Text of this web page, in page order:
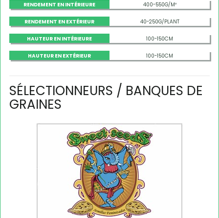
RENDEMENT EN INTÉRIEURE 400-550G/M²
RENDEMENT EN EXTÉRIEUR 40-250G/PLANT
HAUTEUR EN INTÉRIEURE 100-150CM
HAUTEUR EN EXTÉRIEUR 100-150CM
SÉLECTIONNEURS / BANQUES DE
GRAINES